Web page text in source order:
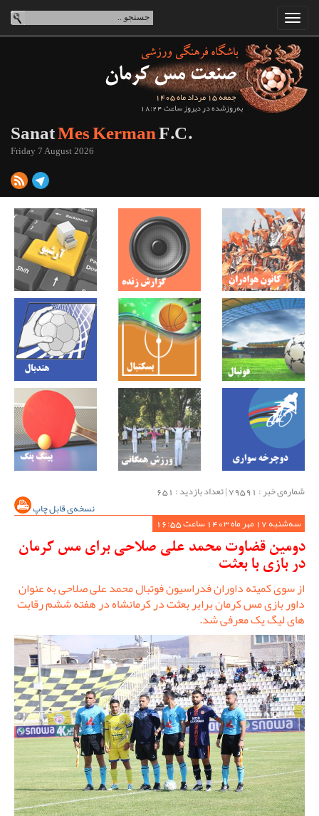
جمعه 15 مرداد ماه 1405
به‌روزشده در دیروز ساعت 18:24
SanatMes KermanF.C.
Friday 7 August 2026
شماره‌ی خبر : ‌79591 | تعداد بازدید : 651
نسخه‌ی قابل چاپ
سه‌شنبه 17 مهر ماه 1403 ساعت 16:55
دومین قضاوت محمد علی صلاحی برای مس کرمان
در بازی با بعثت
از سوی کمیته داوران فدراسیون فوتبال محمد علی صلاحی به عنوان
داور بازی مس کرمان برابر بعثت در کرمانشاه در هفته ششم رقابت
های لیگ یک معرفی شد.